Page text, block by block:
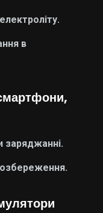
в
заряджанні.